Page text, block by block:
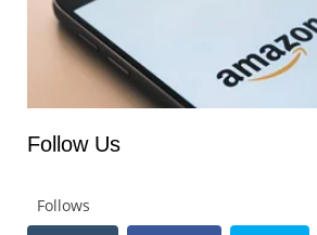
Follow Us
Follows